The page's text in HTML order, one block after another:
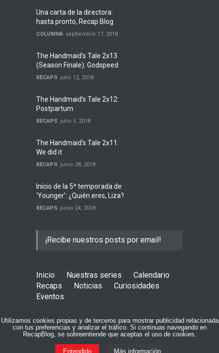
Una carta de la directora:
hasta pronto, Recap Blog
COLUMNA septiembre 17, 2018
The Handmaid's Tale 2x13
(Season Finale): Godspeed
RECAPS julio 12, 2018
The Handmaid's Tale 2x12:
Postpartum
RECAPS julio 5, 2018
The Handmaid's Tale 2x11:
We did it
RECAPS junio 28, 2018
Inicio de la 5ª temporada de
‘Younger’: ¿Quién eres, Liza?
RECAPS junio 24, 2018
¡Recibe nuestros posts por email!
Inicio Nuestras series
Calendario
Recaps
Noticias
Curiosidades
Eventos
COPYRIGHT © 2015 RECAPBLOG
Sobre RecapBlog Equipo
Utilizamos cookies propias y de terceros para mostrar publicidad relacionada
con tus preferencias y analizar el tráfico. Si continuas navegando en
RecapBlog, se sobreentiende que aceptas el uso de cookies.
Entendido Más información